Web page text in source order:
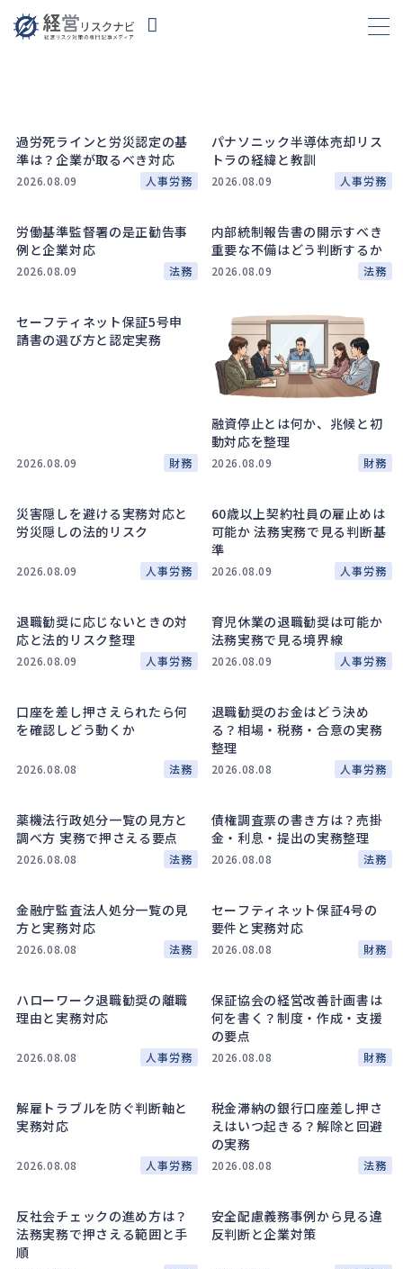
資金繰り 192
法務 1,101
差押・強制執行
訴訟・不正 283
人件費 20
労災・ハラスメント 147
事業運営 374
情報漏洩・サイバー 256
事業再編 69
手続 664
法的整理 449
債権者対応
過労死ラインと労災認定の基
準は？企業が取るべき対応
2026.08.09 人事労務
パナソニック半導体売却リス
トラの経緯と教訓
2026.08.09 人事労務
労働基準監督署の是正勧告事
例と企業対応
2026.08.09 法務
内部統制報告書の開示すべき
重要な不備はどう判断するか
2026.08.09 法務
セーフティネット保証5号申
請書の選び方と認定実務
2026.08.09 財務
融資停止とは何か、兆候と初
動対応を整理
2026.08.09 財務
災害隠しを避ける実務対応と
労災隠しの法的リスク
2026.08.09 人事労務
60歳以上契約社員の雇止めは
可能か 法務実務で見る判断基
準
2026.08.09 人事労務
退職勧奨に応じないときの対
応と法的リスク整理
2026.08.09 人事労務
育児休業の退職勧奨は可能か
法務実務で見る境界線
2026.08.09 人事労務
口座を差し押さえられたら何
を確認しどう動くか
2026.08.08 法務
退職勧奨のお金はどう決め
る？相場・税務・合意の実務
整理
2026.08.08 人事労務
薬機法行政処分一覧の見方と
調べ方 実務で押さえる要点
2026.08.08 法務
債権調査票の書き方は？売掛
金・利息・提出の実務整理
2026.08.08 法務
金融庁監査法人処分一覧の見
方と実務対応
2026.08.08 法務
セーフティネット保証4号の
要件と実務対応
2026.08.08 財務
ハローワーク退職勧奨の離職
理由と実務対応
2026.08.08 人事労務
保証協会の経営改善計画書は
何を書く？制度・作成・支援
の要点
2026.08.08 財務
解雇トラブルを防ぐ判断軸と
実務対応
2026.08.08 人事労務
税金滞納の銀行口座差し押さ
えはいつ起きる？解除と回避
の実務
2026.08.08 法務
反社会チェックの進め方は？
法務実務で押さえる範囲と手
順
安全配慮義務事例から見る違
反判断と企業対策